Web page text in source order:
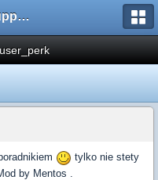
AMXX.pl: Support AMX Mod X i SourceMod
tylko nie stety
by Mentos .